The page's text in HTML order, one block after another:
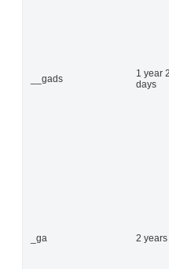
__gads
1 year
days
_ga 2 years